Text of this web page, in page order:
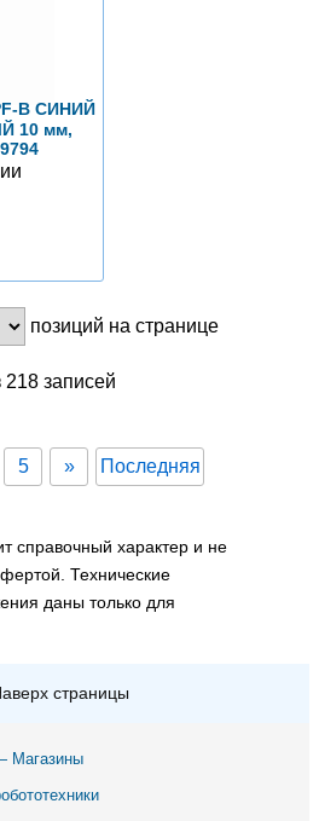
B СИНИЙ
10 мм,
позиций на странице
записей
5 » Последняя
справочный характер и не
Технические
даны только для
страницы